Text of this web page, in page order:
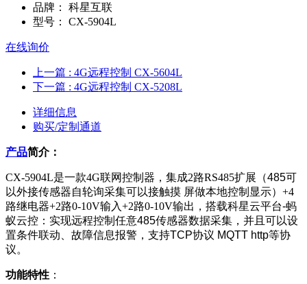
品牌：
科星互联
型号：
CX-5904L
在线询价
上一篇 : 4G远程控制 CX-5604L
下一篇 : 4G远程控制 CX-5208L
详细信息
购买/定制通道
产品简介：
CX-5904L是一款4G联网控制器，集成2路RS485扩展（485可
以外接传感器自轮询采集可以接触摸 屏做本地控制显示）+4
路继电器+2路0-10V输入+2路0-10V输出， 搭载科星云平台-蚂
蚁云控：实现远程控制任意485传感器数据采集，并且可以设
置条件联动、故障信息报警，支持TCP协议 MQTT http等协
议。
功能特性 ：